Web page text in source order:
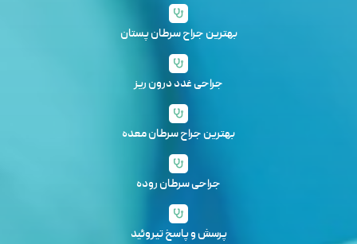
بهترین جراح سرطان پستان
جراحی غدد درون ریز
بهترین جراح سرطان معده
جراحی سرطان روده
پرسش و پاسخ تیروئید